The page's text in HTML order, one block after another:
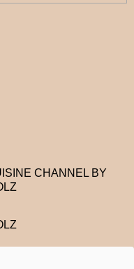
CHANNEL BY